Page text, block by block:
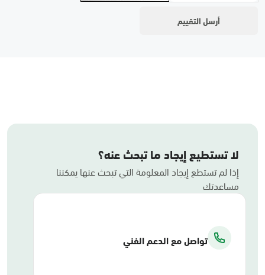
لا تستطيع إيجاد ما تبحث عنه؟
إذا لم تستطع إيجاد المعلومة التي تبحث عنها يمكننا
مساعدتك
تواصل مع الدعم الفني